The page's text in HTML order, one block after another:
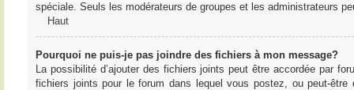
spéciale. Seuls les modérateurs de groupes et les administrateurs
Haut
Pourquoi ne puis-je pas joindre des fichiers à mon message?
La possibilité d’ajouter des fichiers joints peut être accordée par
fichiers joints pour le forum dans lequel vous postez, ou peut-